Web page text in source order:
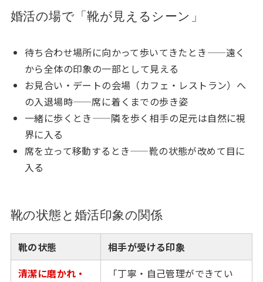
婚活の場で「靴が見えるシーン」
待ち合わせ場所に向かって歩いてきたとき——遠く
から全体の印象の一部として見える
お見合い・デートの会場（カフェ・レストラン）へ
の入退場時——席に着くまでの歩き姿
一緒に歩くとき——隣を歩く相手の足元は自然に視
界に入る
席を立って移動するとき——靴の状態が改めて目に
入る
靴の状態と婚活印象の関係
靴の状態
相手が受ける印象
清潔に磨かれ・
「丁寧・自己管理ができてい